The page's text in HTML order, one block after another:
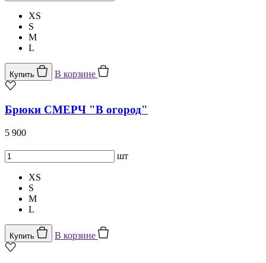
XS
S
M
L
Купить В корзине
Брюки СМЕРЧ "В огород"
5 900
шт
XS
S
M
L
Купить В корзине